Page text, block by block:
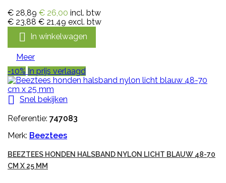
€ 28,89 € 26,00 incl. btw
€ 23,88 € 21,49 excl. btw
 In winkelwagen
Meer
-10% In prijs verlaagd

Snel bekijken
Referentie: 747083
Merk: Beeztees
BEEZTEES HONDEN HALSBAND NYLON LICHT BLAUW 48-70
CM X 25 MM